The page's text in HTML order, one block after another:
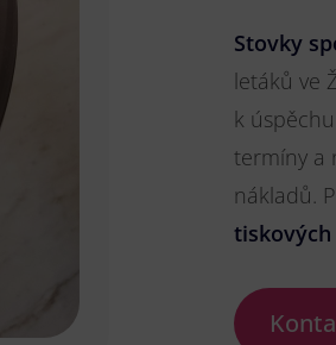
Stovky
letáků ve
k
termíny a
nákladů.